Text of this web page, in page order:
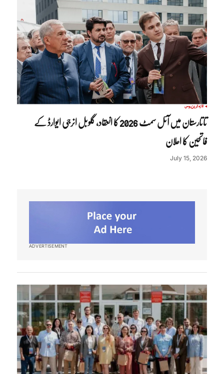
تازہ ترینروس
تاتارستان میں آئل سمٹ 2026 کا انعقاد، گلوبل انرجی ایوارڈ کے
فاتحین کا اعلان
July 15, 2026
ADVERTISEMENT